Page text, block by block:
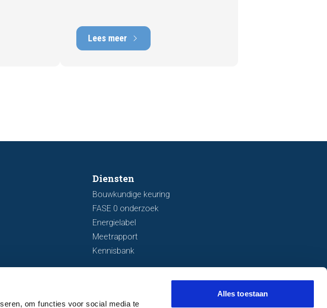
om functies voor social media te
Alles toestaan
uit
met herstelkosten die kunnen oplopen
tot tienduizenden euro's. Gelukkig zijn er
Lees meer
Diensten
Bouwkundige keuring
FASE 0 onderzoek
Energielabel
Meetrapport
Kennisbank